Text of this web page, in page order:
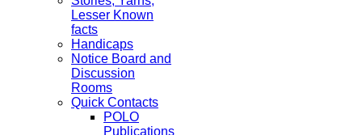
Lesser Known
facts
Handicaps
Notice Board and
Discussion
Rooms
Quick Contacts
POLO
Publications